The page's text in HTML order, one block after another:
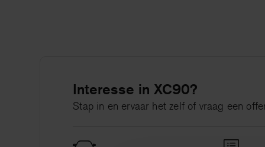
Interesse in XC90?
Stap in en ervaar het zelf of vraag een